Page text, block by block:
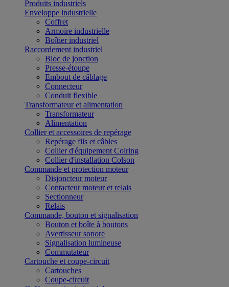
Produits industriels
Enveloppe industrielle
Coffret
Armoire industrielle
Boîtier industriel
Raccordement industriel
Bloc de jonction
Presse-étoupe
Embout de câblage
Connecteur
Conduit flexible
Transformateur et alimentation
Transformateur
Alimentation
Collier et accessoires de repérage
Repérage fils et câbles
Collier d'équipement Colring
Collier d'installation Colson
Commande et protection moteur
Disjoncteur moteur
Contacteur moteur et relais
Sectionneur
Relais
Commande, bouton et signalisation
Bouton et boîte à boutons
Avertisseur sonore
Signalisation lumineuse
Commutateur
Cartouche et coupe-circuit
Cartouches
Coupe-circuit